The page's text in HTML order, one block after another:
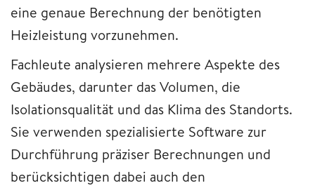
eine genaue Berechnung der benötigten
Heizleistung vorzunehmen.
Fachleute analysieren mehrere Aspekte des
Gebäudes, darunter das Volumen, die
Isolationsqualität und das Klima des Standorts.
Sie verwenden spezialisierte Software zur
Durchführung präziser Berechnungen und
berücksichtigen dabei auch den